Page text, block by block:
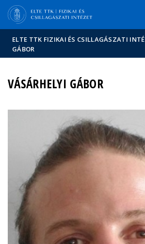
Események
sajtóban
ELTE TTK FIZIKAI ÉS CSILLAGÁSZATI
GÁBOR
VÁSÁRHELYI GÁBOR